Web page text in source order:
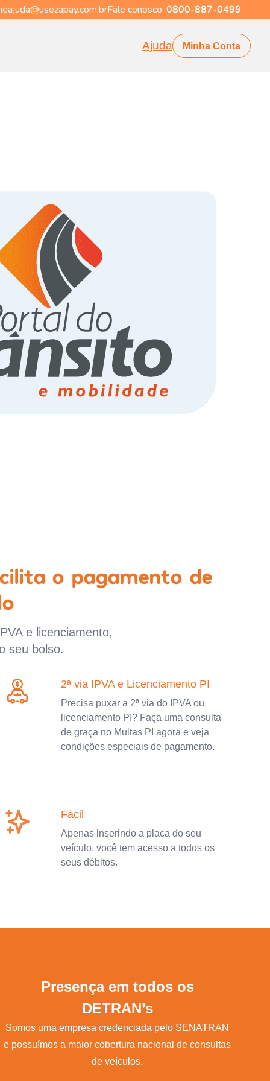
Fale conosco: 0800-887-0499
Ajuda Minha Conta
o pagamento de
e licenciamento,
seu bolso.
2ª via IPVA e Licenciamento PI
Precisa puxar a 2ª via do IPVA ou
licenciamento PI? Faça uma consulta
de graça no Multas PI agora e veja
condições especiais de pagamento.
Fácil
Apenas inserindo a placa do seu
veículo, você tem acesso a todos os
seus débitos.
Presença em todos os
DETRAN’s
Somos uma empresa credenciada pelo SENATRAN
e possuímos a maior cobertura nacional de consultas
de veículos.